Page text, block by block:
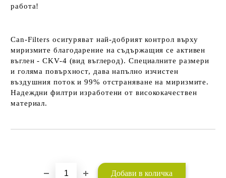
работа!
Can-Filters осигуряват най-добрият контрол върху
миризмите благодарение на съдържащия се активен
въглен - CKV-4 (вид въглерод). Специалните размери
и голяма повърхност, дава напълно изчистен
въздушния поток и 99% отстраняване на миризмите.
Надеждни филтри изработени от висококачествен
материал.